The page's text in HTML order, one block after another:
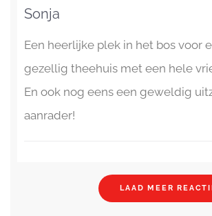
Sonja
Een heerlijke plek in het bos voor
gezellig theehuis met een hele
En ook nog eens een geweldig
aanrader!
LAAD MEER